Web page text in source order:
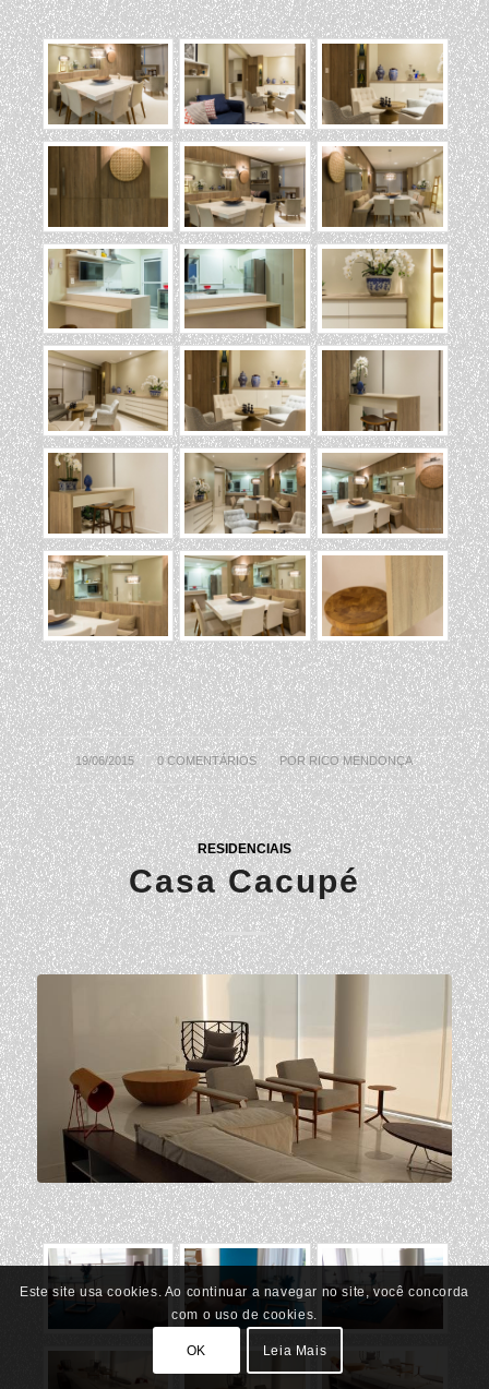
19/06/2015
/ 0 COMENTÁRIOS
/ POR RICO MENDONÇA
RESIDENCIAIS
Casa Cacupé
Este site usa cookies. Ao continuar a navegar no site, você concorda
com o uso de cookies.
OK Leia Mais